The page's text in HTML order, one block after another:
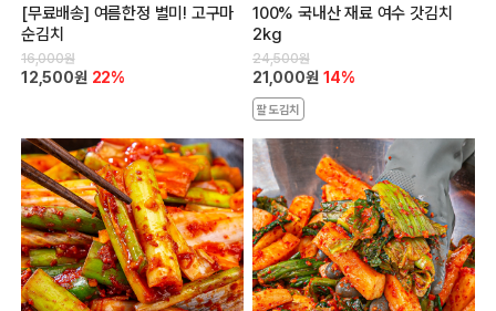
[무료배송] 여름한정 별미! 고구마
순김치
16,000원
12,500원 22%
100% 국내산 재료 여수 갓김치
2kg
24,500원
21,000원 14%
팔도김치